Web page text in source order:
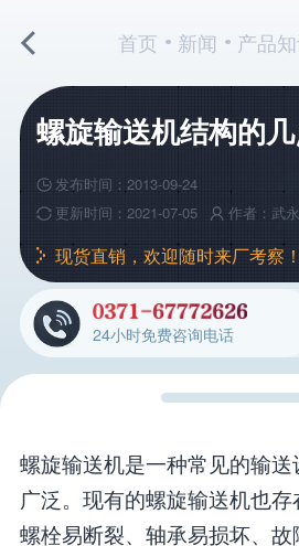
首页 新闻 产品
螺旋输送机结构的
发布时间：2013-09-24
更新时间：2021-07-05
作者：武
现货直销，欢迎随时来厂考察！
24小时免费咨询电话
螺旋输送机是一种常见的输
广泛。现有的螺旋输送机也
螺栓易断裂、轴承易损坏、